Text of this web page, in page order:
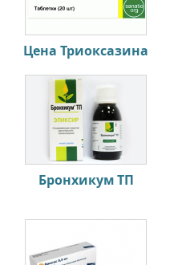
Цена Триоксазина
Бронхикум ТП